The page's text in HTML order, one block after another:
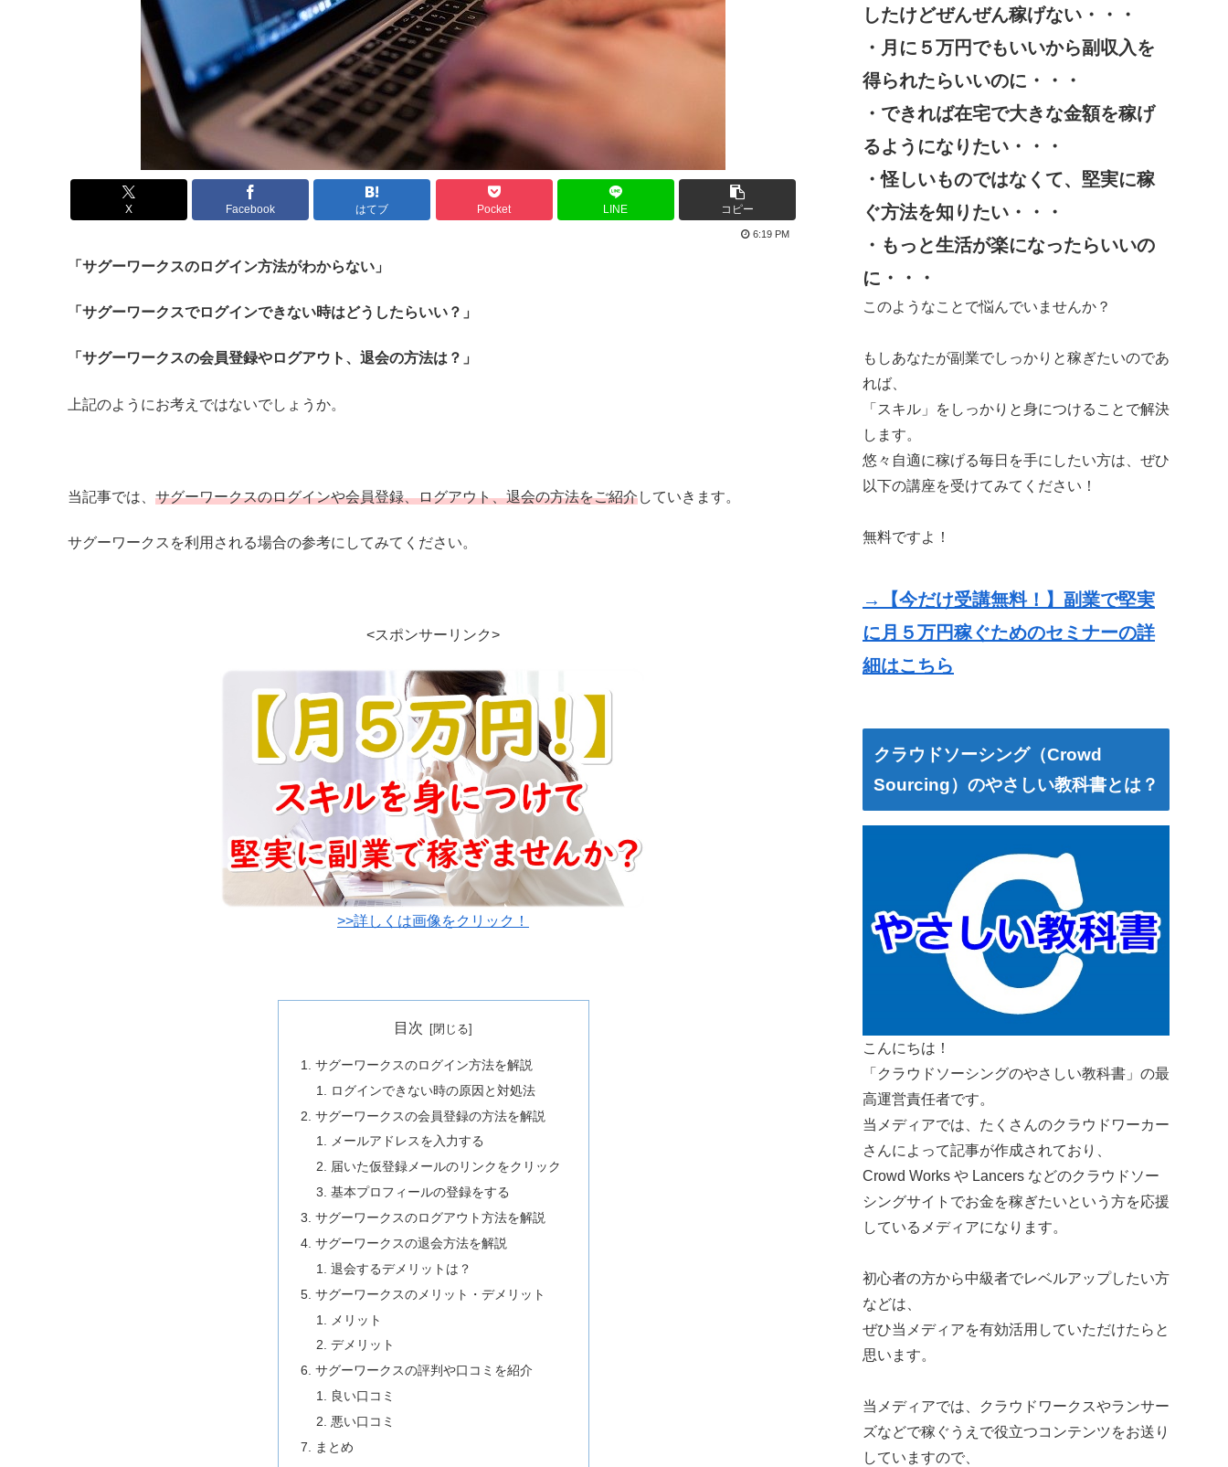
X Facebook はてブ Pocket LINE コピー
6:19 PM
「サグーワークスのログイン方法がわからない」
「サグーワークスでログインできない時はどうしたらいい？」
「サグーワークスの会員登録やログアウト、退会の方法は？」
上記のようにお考えではないでしょうか。
当記事では、 サグーワークスのログインや会員登録、ログアウト、退会の方法をご紹介していきます。
サグーワークスを利用される場合の参考にしてみてください。
<スポンサーリンク>
>>詳しくは画像をクリック！
目次
サグーワークスのログイン方法を解説
ログインできない時の原因と対処法
サグーワークスの会員登録の方法を解説
メールアドレスを入力する
届いた仮登録メールのリンクをクリック
基本プロフィールの登録をする
サグーワークスのログアウト方法を解説
サグーワークスの退会方法を解説
退会するデメリットは？
サグーワークスのメリット・デメリット
メリット
デメリット
サグーワークスの評判や口コミを紹介
良い口コミ
悪い口コミ
まとめ
したけどぜんぜん稼げない・・・
・月に５万円でもいいから副収入を
得られたらいいのに・・・
・できれば在宅で大きな金額を稼げ
るようになりたい・・・
・怪しいものではなくて、堅実に稼
ぐ方法を知りたい・・・
・もっと生活が楽になったらいいの
に・・・
このようなことで悩んでいませんか？
もしあなたが副業でしっかりと稼ぎたいのであ
れば、
「スキル」をしっかりと身につけることで解決
します。
悠々自適に稼げる毎日を手にしたい方は、ぜひ
以下の講座を受けてみてください！
無料ですよ！
→【今だけ受講無料！】副業で堅実
に月５万円稼ぐためのセミナーの詳
細はこちら
クラウドソーシング（Crowd
Sourcing）のやさしい教科書とは？
こんにちは！
「クラウドソーシングのやさしい教科書」の最
高運営責任者です。
当メディアでは、たくさんのクラウドワーカー
さんによって記事が作成されており、
Crowd Works や Lancers などのクラウドソー
シングサイトでお金を稼ぎたいという方を応援
しているメディアになります。
初心者の方から中級者でレベルアップしたい方
などは、
ぜひ当メディアを有効活用していただけたらと
思います。
当メディアでは、クラウドワークスやランサー
ズなどで稼ぐうえで役立つコンテンツをお送り
していますので、